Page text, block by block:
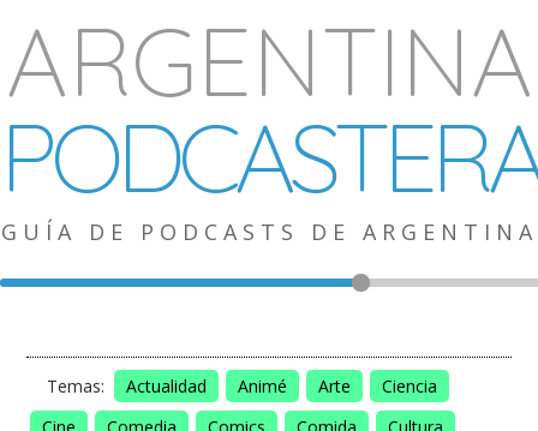
ARGENTINA
GUÍA DE PODCASTS DE ARGENTINA
Temas: Actualidad Animé Arte
Ciencia